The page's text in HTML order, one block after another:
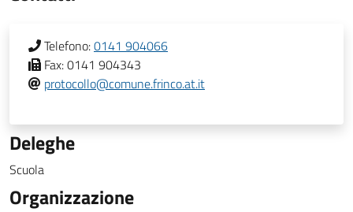
Telefono:0141 904066
Fax:0141 904343
protocollo@comune.frinco.at.it
Deleghe
Scuola
Organizzazione